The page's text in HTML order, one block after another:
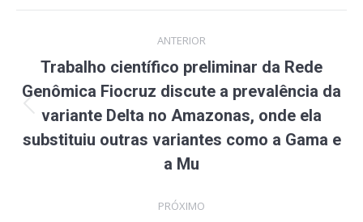
de
post:
ANTERIOR
Post
anterior:
Trabalho científico preliminar da Rede
Genômica Fiocruz discute a prevalência da
variante Delta no Amazonas, onde ela
substituiu outras variantes como a Gama e
a Mu
PRÓXIMO